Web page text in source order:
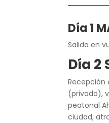
Día 1
Salida en
Día 2
Recepción
(privado),
peatonal
ciudad,